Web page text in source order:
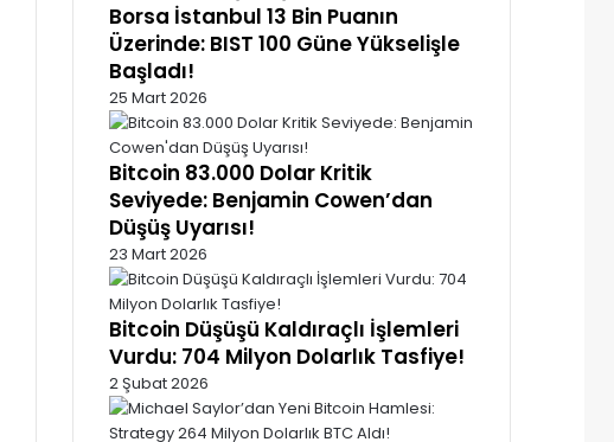
Borsa İstanbul 13 Bin Puanın
Üzerinde: BIST 100 Güne Yükselişle
Başladı!
25 Mart 2026
Bitcoin 83.000 Dolar Kritik
Seviyede: Benjamin Cowen’dan
Düşüş Uyarısı!
23 Mart 2026
Bitcoin Düşüşü Kaldıraçlı İşlemleri
Vurdu: 704 Milyon Dolarlık Tasfiye!
2 Şubat 2026